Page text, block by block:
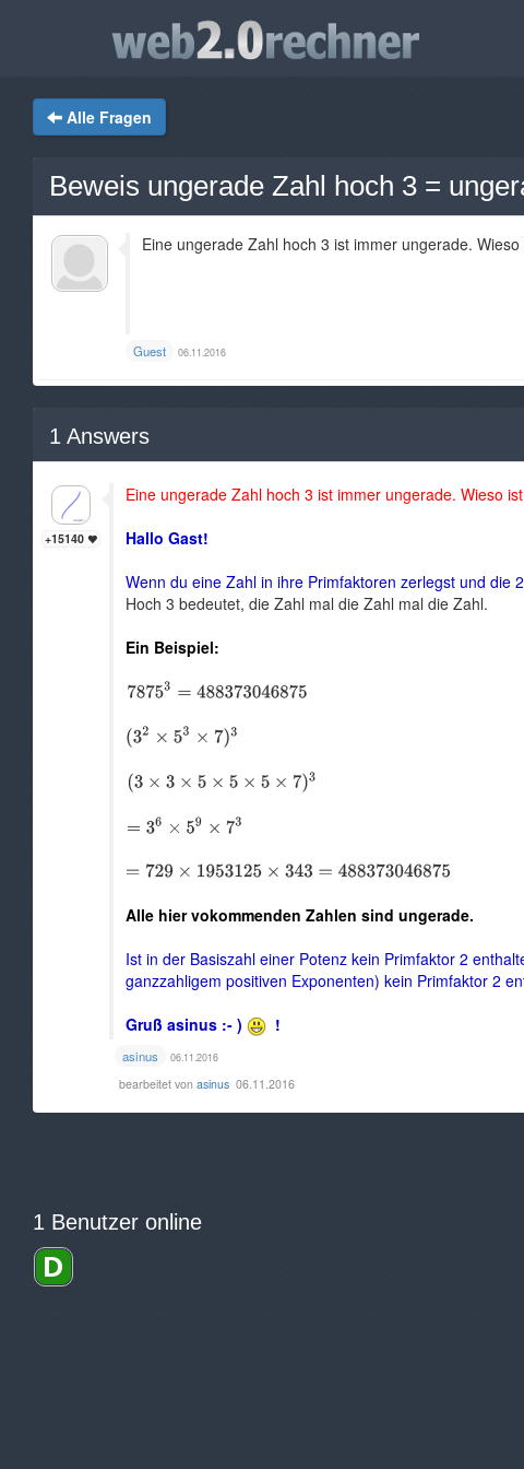
Alle Fragen
Beweis ungerade Zahl hoch 3 =
Eine ungerade Zahl hoch 3 ist immer ungerade.
Guest 06.11.2016
1 Answers
+15140
Eine ungerade Zahl hoch 3 ist immer ungerade. Wieso
Hallo Gast!
Wenn du eine Zahl in ihre Primfaktoren zerlegst und die
Hoch 3 bedeutet, die Zahl mal die Zahl mal die Zahl.
Ein Beispiel:
Alle hier vokommenden Zahlen sind ungerade.
Ist in der Basiszahl einer Potenz kein Primfaktor 2
ganzzahligem positiven Exponenten) kein Primfaktor 2
Gruß asinus :- )
!
asinus 06.11.2016
bearbeitet von asinus 06.11.2016
1 Benutzer online